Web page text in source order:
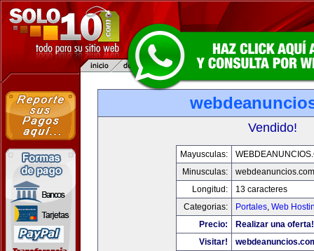
Vendido!
Mayusculas:
Minusculas:
webdeanuncios.com
Longitud:
13 caracteres
Categorias:
Portales, Web
Precio:
Realizar una oferta!
Visitar!